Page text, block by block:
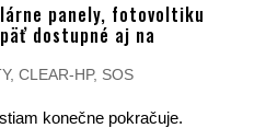
panely, fotovoltiku
dostupné aj na
, CLEAR-HP, SOS
konečne pokračuje.